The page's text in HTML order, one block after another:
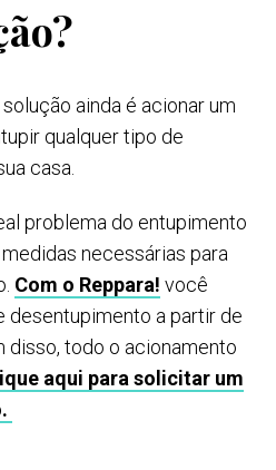
ainda é acionar um
qualquer tipo de
casa.
problema do entupimento
necessárias para
Com o Reppara! você
desentupimento a partir de
disso, todo o acionamento
aqui para solicitar um